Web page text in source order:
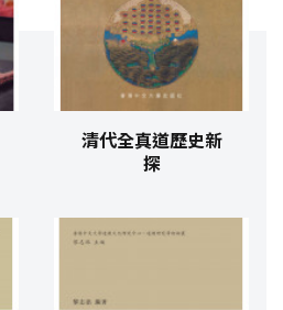
清代全真道歷史新
探